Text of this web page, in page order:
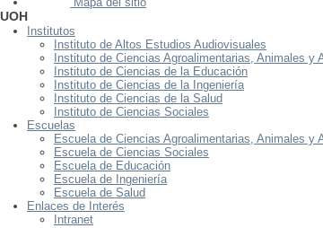
UOH
Institutos
Instituto de Altos Estudios Audiovisuales
Instituto de Ciencias Agroalimentarias, Animales y
Instituto de Ciencias de la Educación
Instituto de Ciencias de la Ingeniería
Instituto de Ciencias de la Salud
Instituto de Ciencias Sociales
Escuelas
Escuela de Ciencias Agroalimentarias, Animales y
Escuela de Ciencias Sociales
Escuela de Educación
Escuela de Ingeniería
Escuela de Salud
Enlaces de Interés
Intranet